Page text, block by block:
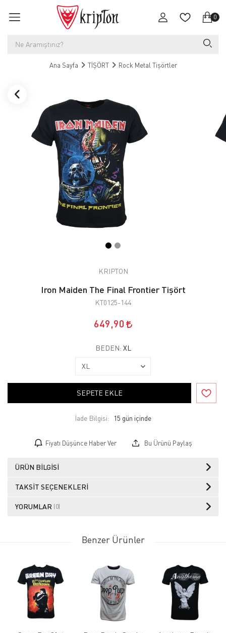
0
Ana Sayfa TİŞÖRT Rock Metal Tişörtler
KRIPTON
Iron Maiden The Final Frontier Tişört
KT0125-144
649,90
BEDEN: XL
SEPETE EKLE
İade Bilgisi:
Fiyatı Düşünce Haber Ver Bu Ürünü Paylaş
ÜRÜN BILGISI
TAKSIT SEÇENEKLERI
YORUMLAR (0)
Benzer Ürünler